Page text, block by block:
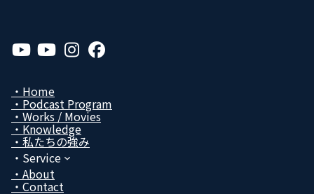
ア
イ
リ
ン
ク
ア
イ
リ
ン
ク
ア
イ
ン
ク
ア
イ
ン
ク
Home
Podcast Program
Works / Movies
Know­ledge
私たちの強み
Service
About
Contact